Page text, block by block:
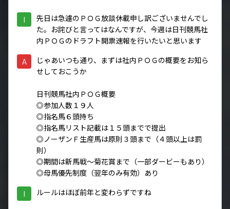
I
先日は急遽のＰＯＧ放談休載申し訳ございませんでし
た。お詫びと言ってはなんですが、今週は日刊競馬社
内ＰＯＧのドラフト開票速報を行いたいと思います
A
じゃあいつも通り、まずは社内ＰＯＧの概要をお知ら
せしておこうか
日刊競馬社内ＰＯＧ概要
◎参加人数１９人
◎指名馬６頭持ち
◎指名馬リスト記載は１５頭までで提出
◎ノーザンＦ生産馬は原則３頭まで（４頭以上は罰
則）
◎期間は新馬戦～菊花賞まで（一部ダービーもあり）
◎母馬優先制度（翌年のみ有効）あり
I ルールはほぼ前年と変わらずですね